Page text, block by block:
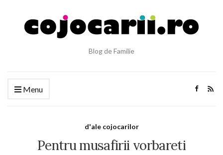
Blog de Familie
Menu
d'ale cojocarilor
Pentru musafirii vorbareti